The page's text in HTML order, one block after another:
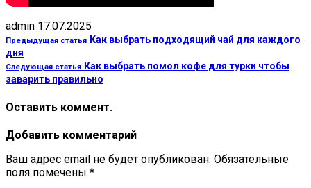
admin 17.07.2025
Предыдущая статья Как выбрать подходящий чай для каждого
дня
Следующая статья Как выбрать помол кофе для турки чтобы
заварить правильно
Оставить коммент.
Добавить комментарий
Ваш адрес email не будет опубликован. Обязательные
поля помечены *